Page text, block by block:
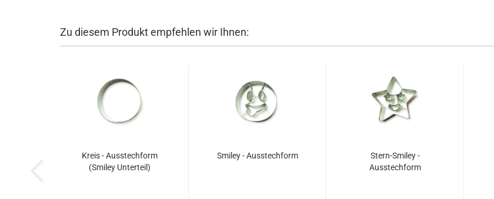
Zu diesem Produkt empfehlen wir Ihnen:
Kreis - Ausstechform
(Smiley Unterteil)
Smiley - Ausstechform
Stern-Smiley -
Ausstechform